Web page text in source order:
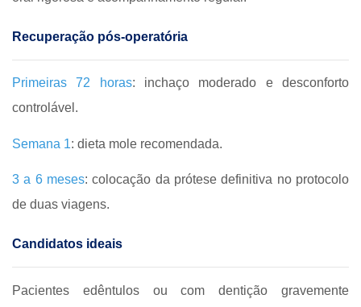
Recuperação pós-operatória
Primeiras 72 horas: inchaço moderado e desconforto
controlável.
Semana 1: dieta mole recomendada.
3 a 6 meses: colocação da prótese definitiva no protocolo
de duas viagens.
Candidatos ideais
Pacientes edêntulos ou com dentição gravemente